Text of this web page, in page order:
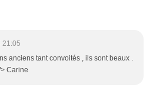
21:05
anciens tant convoités , ils sont beaux .
Carine